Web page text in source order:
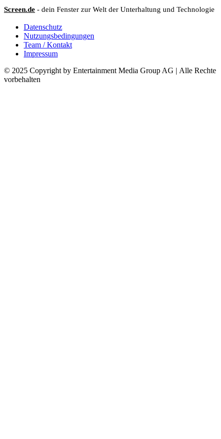
Screen.de - dein Fenster zur Welt der Unterhaltung und Technologie
Datenschutz
Nutzungsbedingungen
Team / Kontakt
Impressum
© 2025 Copyright by Entertainment Media Group AG | Alle Rechte
vorbehalten